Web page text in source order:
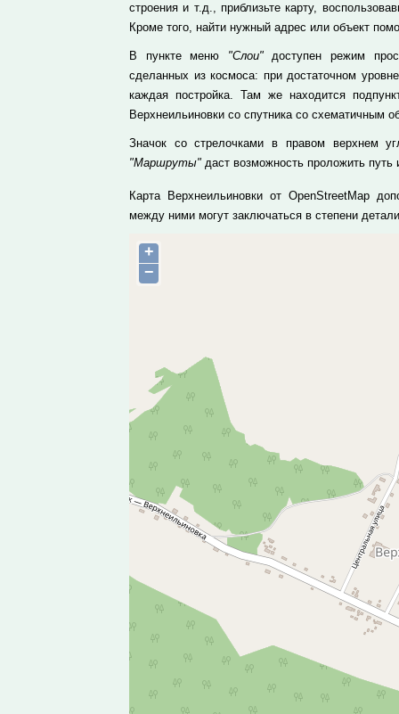
строения и т.д., приблизьте карту,
Кроме того, найти нужный адрес или объект
В пункте меню "Слои"доступен режим
сделанных из космоса: при достаточном
каждая постройка. Там же находится
Верхнеильиновки со спутника со схематичным
Значок со стрелочками в правом верхнем
"Маршруты" даст возможность проложить путь
Карта Верхнеильиновки от OpenStreetMap
между ними могут заключаться в степени
+
−